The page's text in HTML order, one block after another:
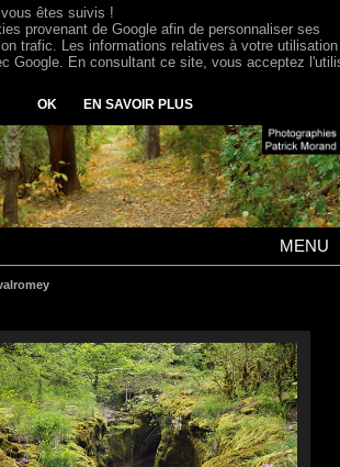
MENU
êtes suivis !
provenant de Google afin de personnaliser ses
trafic. Les informations relatives à votre
Google. En consultant ce site, vous acceptez
OK EN SAVOIR PLUS